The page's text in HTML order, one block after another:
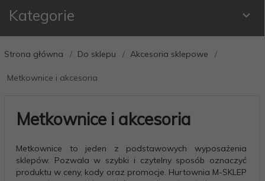
Kategorie
Strona główna Do sklepu Akcesoria sklepowe
Metkownice i akcesoria
Metkownice i akcesoria
Metkownice to jeden z podstawowych wyposażenia
sklepów. Pozwala w szybki i czytelny sposób oznaczyć
produktu w ceny, kody oraz promocje. Hurtownia M-SKLEP